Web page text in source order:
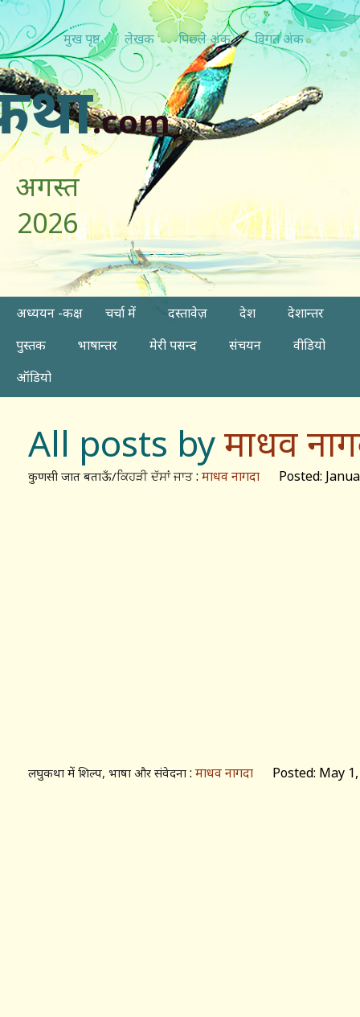
मुख पृष्ठ लेखक पिछ्ले अंक विगत अंक
.com
अगस्त
2026
अध्ययन -कक्ष चर्चा में दस्तावेज़ देश
देशान्तर
पुस्तक
भाषान्तर मेरी पसन्द संचयन
वीडियो
ऑडियो
All posts byमाधव
कुणसी जात बताऊँ/ਕਿਹੜੀ ਦੱਸਾਂ ਜਾਤ : माधव नागदा Posted:
लघुकथा में शिल्प, भाषा और संवेदना : माधव नागदा Posted: May 1,